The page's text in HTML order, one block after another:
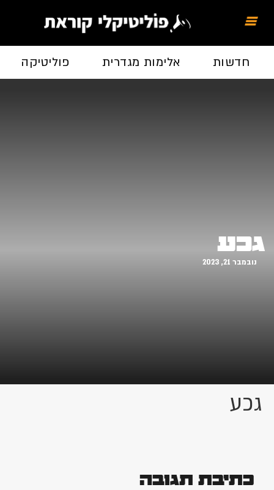
חדשות אלימות מגדרית פוליטיקה
גכע
נובמבר 21, 2023
גכע
כתיבת תגובה